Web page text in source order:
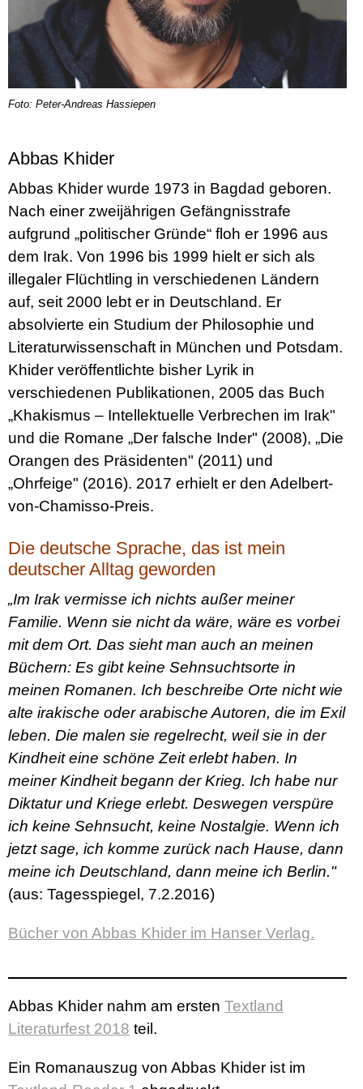
Foto: Peter-Andreas Hassiepen
Abbas Khider
Abbas Khider wurde 1973 in Bagdad geboren.
Nach einer zweijährigen Gefängnisstrafe
aufgrund „politischer Gründe“ floh er 1996 aus
dem Irak. Von 1996 bis 1999 hielt er sich als
illegaler Flüchtling in verschiedenen Ländern
auf, seit 2000 lebt er in Deutschland. Er
absolvierte ein Studium der Philosophie und
Literaturwissenschaft in München und Potsdam.
Khider veröffentlichte bisher Lyrik in
verschiedenen Publikationen, 2005 das Buch
„Khakismus – Intellektuelle Verbrechen im Irak"
und die Romane „Der falsche Inder" (2008), „Die
Orangen des Präsidenten" (2011) und
„Ohrfeige" (2016). 2017 erhielt er den Adelbert-
von-Chamisso-Preis.
Die deutsche Sprache, das ist mein
deutscher Alltag geworden
„Im Irak vermisse ich nichts außer meiner
Familie. Wenn sie nicht da wäre, wäre es vorbei
mit dem Ort. Das sieht man auch an meinen
Büchern: Es gibt keine Sehnsuchtsorte in
meinen Romanen. Ich beschreibe Orte nicht wie
alte irakische oder arabische Autoren, die im Exil
leben. Die malen sie regelrecht, weil sie in der
Kindheit eine schöne Zeit erlebt haben. In
meiner Kindheit begann der Krieg. Ich habe nur
Diktatur und Kriege erlebt. Deswegen verspüre
ich keine Sehnsucht, keine Nostalgie. Wenn ich
jetzt sage, ich komme zurück nach Hause, dann
meine ich Deutschland, dann meine ich Berlin."
(aus: Tagesspiegel, 7.2.2016)
Bücher von Abbas Khider im Hanser Verlag.
Abbas Khider nahm am ersten Textland
Literaturfest 2018 teil.
Ein Romanauszug von Abbas Khider ist im